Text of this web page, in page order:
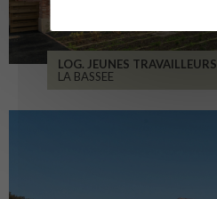
LOG. JEUNES TRAVAILLEURS
LA BASSEE